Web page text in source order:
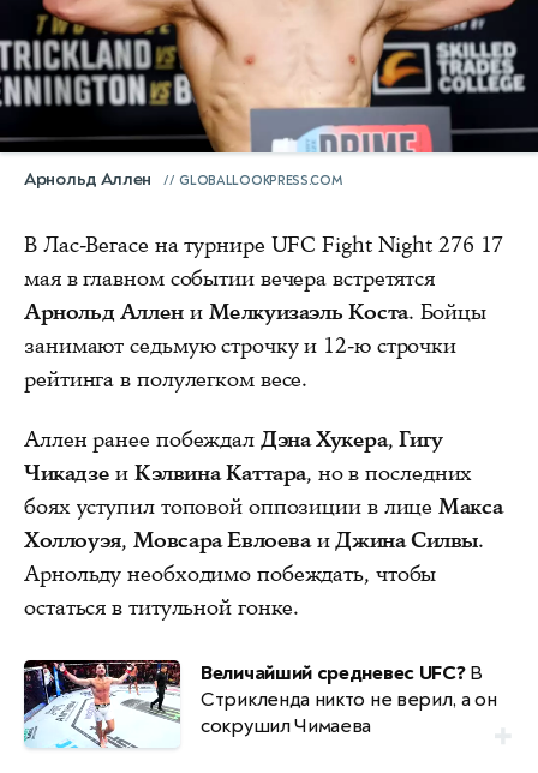
Арнольд Аллен GLOBALLOOKPRESS.COM
В Лас-Вегасе на турнире UFC Fight Night 276 17
мая в главном событии вечера встретятся
Арнольд Аллени Мелкуизаэль Коста. Бойцы
занимают седьмую строчку и 12-ю строчки
рейтинга в полулегком весе.
Аллен ранее побеждал Дэна Хукера,Гигу
Чикадзе и Кэлвина Каттара, но в последних
боях уступил топовой оппозиции в лицеМакса
Холлоуэя, Мовсара ЕвлоеваиДжина Силвы.
Арнольду необходимо побеждать, чтобы
остаться в титульной гонке.
Величайший средневес UFC?В
Стрикленда никто не верил, а он
сокрушил Чимаева